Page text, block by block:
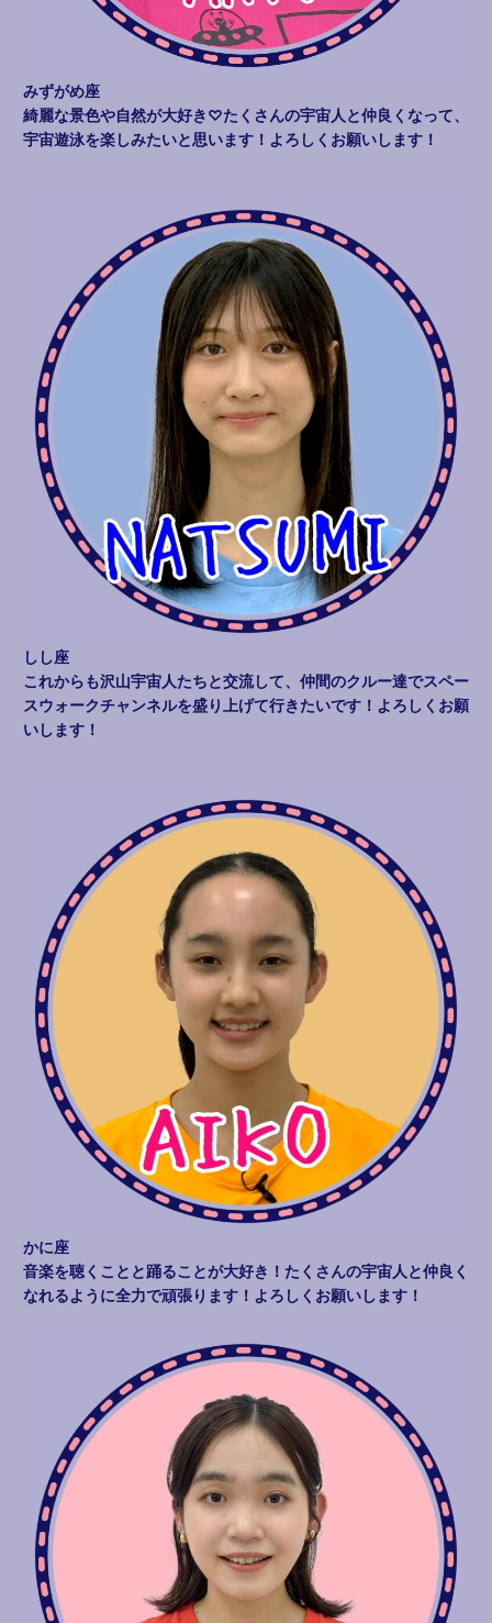
みずがめ座
綺麗な景色や自然が大好き♡たくさんの宇宙人と仲良くなって、
宇宙遊泳を楽しみたいと思います！よろしくお願いします！
しし座
これからも沢山宇宙人たちと交流して、仲間のクルー達でスペー
スウォークチャンネルを盛り上げて行きたいです！よろしくお願
いします！
かに座
音楽を聴くことと踊ることが大好き！たくさんの宇宙人と仲良く
なれるように全力で頑張ります！よろしくお願いします！